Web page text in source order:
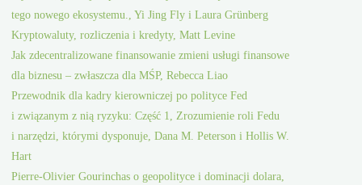
tego nowego ekosystemu., Yi Jing Fly i Laura Grünberg
Kryptowaluty, rozliczenia i kredyty, Matt Levine
Jak zdecentralizowane finansowanie zmieni usługi finansowe
dla biznesu – zwłaszcza dla MŚP, Rebecca Liao
Przewodnik dla kadry kierowniczej po polityce Fed
i związanym z nią ryzyku: Część 1, Zrozumienie roli Fedu
i narzędzi, którymi dysponuje, Dana M. Peterson i Hollis W.
Hart
Pierre-Olivier Gourinchas o geopolityce i dominacji dolara,